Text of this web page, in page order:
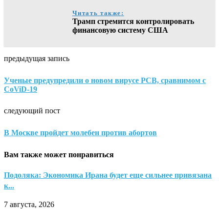
Читать также:
Трамп стремится контролировать
финансовую систему США
предыдущая запись
Ученые предупредили о новом вирусе PCB, сравнимом с
CoViD-19
следующий пост
В Москве пройдет молебен против абортов
Вам также может понравиться
Подоляка: Экономика Ирана будет еще сильнее привязана
к...
7 августа, 2026